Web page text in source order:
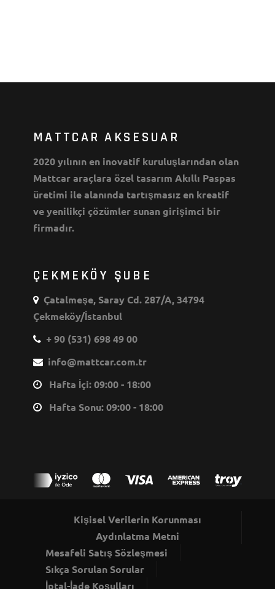
MATTCAR AKSESUAR
2020 yılının en inovatif kuruluşlarından olan
Mattcar araçlara özel tasarım Akıllı Paspas
üretimi ile alanında tartışmasız en kreatif
ve yenilikçi çözümler sunan girişimci bir
firmadır.
ÇEKMEKÖY ŞUBE
Çatalmeşe, Saray Cd. 287/A, 34794
Çekmeköy/İstanbul
+ 90 (531) 698 49 00
info@mattcar.com.tr
Hafta İçi: 09:00 - 18:00
Hafta Sonu: 09:00 - 18:00
Kişisel Verilerin Korunması
Aydınlatma Metni
Mesafeli Satış Sözleşmesi
Sıkça Sorulan Sorular
İptal-İade Koşulları